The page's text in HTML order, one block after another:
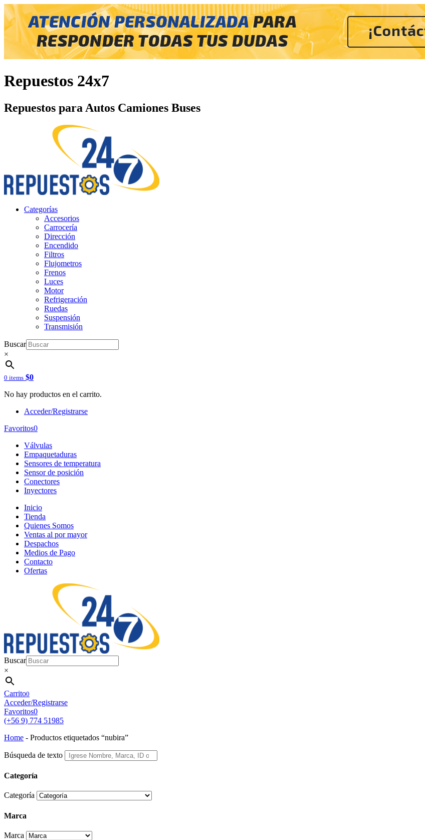
Repuestos 24x7
Repuestos para Autos Camiones Buses
Categorías
Accesorios
Carrocería
Dirección
Encendido
Filtros
Flujometros
Frenos
Luces
Motor
Refrigeración
Ruedas
Suspensión
Transmisión
Buscar
×
0 items $0
No hay productos en el carrito.
Acceder/Registrarse
Favoritos0
Válvulas
Empaquetaduras
Sensores de temperatura
Sensor de posición
Conectores
Inyectores
Inicio
Tienda
Quienes Somos
Ventas al por mayor
Despachos
Medios de Pago
Contacto
Ofertas
Buscar
×
Carrito0
Acceder/Registrarse
Favoritos0
(+56 9) 774 51985
Home - Productos etiquetados “nubira”
Búsqueda de texto
Categoría
Categoría
Marca
Marca